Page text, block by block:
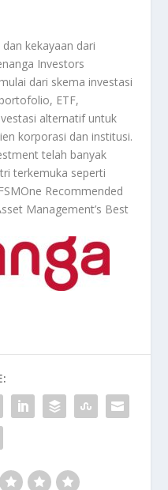
kekayaan dari
Investors
dari skema investasi
ETF,
alternatif untuk
korporasi dan institusi.
telah banyak
terkemuka seperti
Recommended
Management’s Best